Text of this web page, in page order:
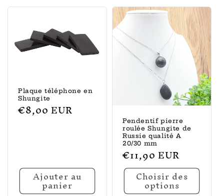
l
c
Plaque téléphone en
Shungite
Prix
habituel
€8,00 EUR
Ajouter au
panier
Pendentif pierre
roulée Shungite de
Russie qualité A
20/30 mm
Prix
habituel
€11,90 EUR
Choisir des
options